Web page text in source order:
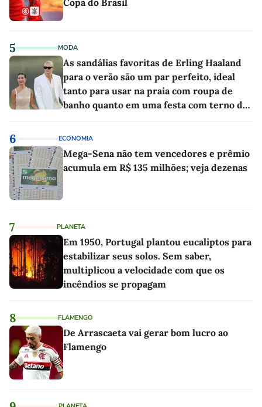
Copa do Brasil
5 MODA
As sandálias favoritas de Erling Haaland
para o verão são um par perfeito, ideal
tanto para usar na praia com roupa de
banho quanto em uma festa com terno de
6 ECONOMIA
Mega-Sena não tem vencedores e prêmio
acumula em R$ 135 milhões; veja dezenas
7 PLANETA
Em 1950, Portugal plantou eucaliptos para
estabilizar seus solos. Sem saber,
multiplicou a velocidade com que os
incêndios se propagam
8 FLAMENGO
De Arrascaeta vai gerar bom lucro ao
Flamengo